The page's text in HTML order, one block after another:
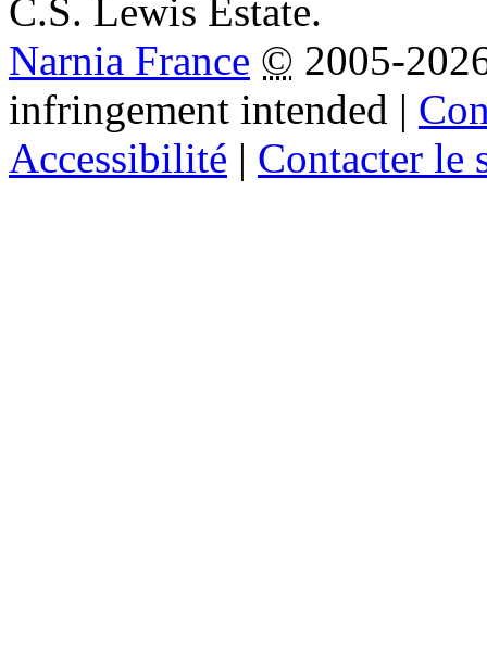
C.S. Lewis Estate.
Narnia France © 2005-
infringement intended |
Accessibilité | Contacter le